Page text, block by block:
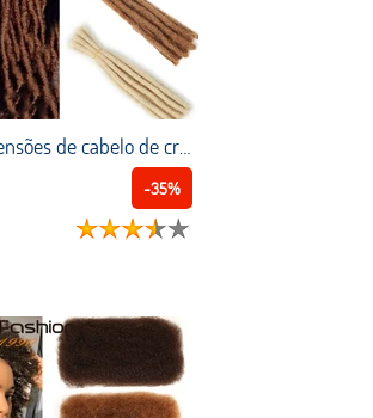
Alibaby extensões de cabelo de crochê artesanal dreadlock trança dreadlocks 100% cabelo humano falso locs 8 20 Polegada 10 fios um saco
-35%